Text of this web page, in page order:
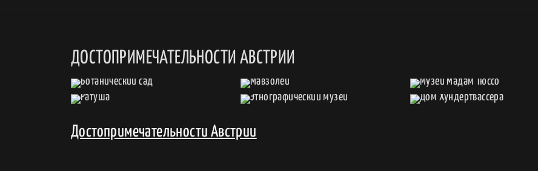
ДОСТОПРИМЕЧАТЕЛЬНОСТИ АВСТРИИ
Достопримечательности Австрии